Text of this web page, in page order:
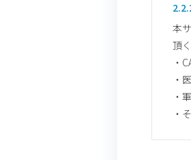
本
頂
・
・
・
・